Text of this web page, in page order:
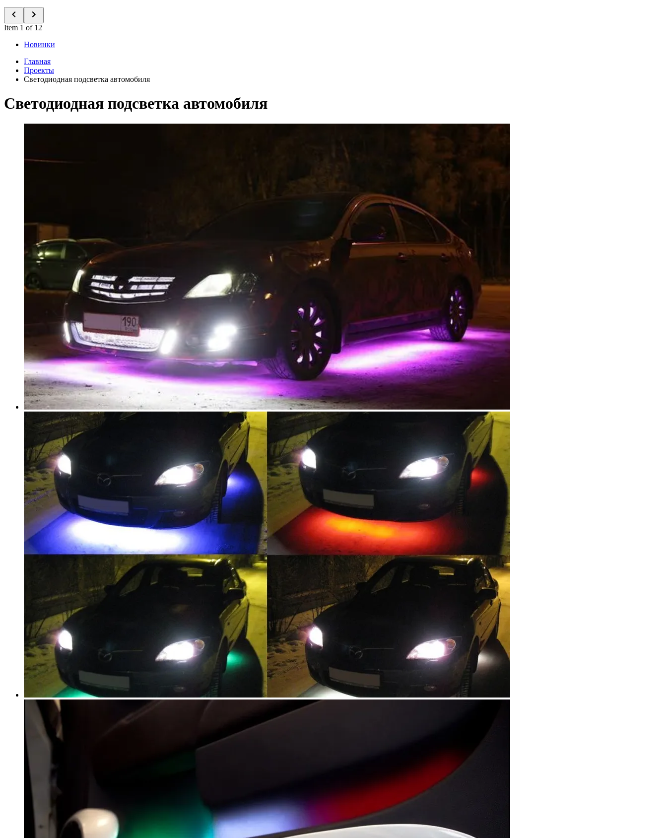
Item 1 of 12
Новинки
Главная
Проекты
Светодиодная подсветка автомобиля
Светодиодная подсветка автомобиля